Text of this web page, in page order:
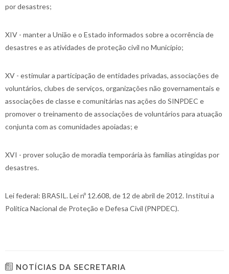
por desastres;
XIV - manter a União e o Estado informados sobre a ocorrência de
desastres e as atividades de proteção civil no Município;
XV - estimular a participação de entidades privadas, associações de
voluntários, clubes de serviços, organizações não governamentais e
associações de classe e comunitárias nas ações do SINPDEC e
promover o treinamento de associações de voluntários para atuação
conjunta com as comunidades apoiadas; e
XVI - prover solução de moradia temporária às famílias atingidas por
desastres.
Lei federal: BRASIL. Lei nº 12.608, de 12 de abril de 2012. Institui a
Política Nacional de Proteção e Defesa Civil (PNPDEC).
NOTÍCIAS DA SECRETARIA